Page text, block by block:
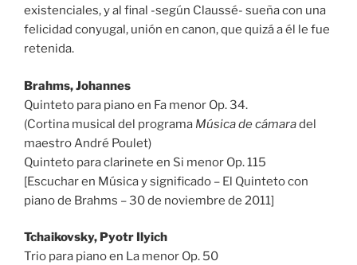
existenciales, y al final -según Claussé- sueña con una
felicidad conyugal, unión en canon, que quizá a él le fue
retenida.
Brahms, Johannes
Quinteto para piano en Fa menor Op. 34.
(Cortina musical del programa Música de cámaradel
maestro André Poulet)
Quinteto para clarinete en Si menor Op. 115
[Escuchar en Música y significado – El Quinteto con
piano de Brahms – 30 de noviembre de 2011]
Tchaikovsky, Pyotr Ilyich
Trio para piano en La menor Op. 50